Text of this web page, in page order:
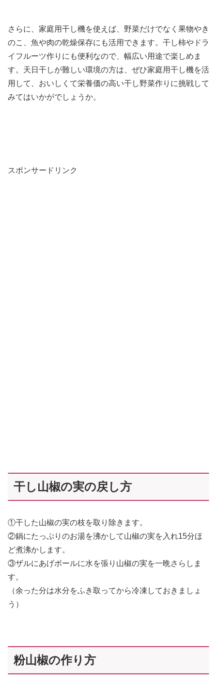
さらに、家庭用干し機を使えば、野菜だけでなく果物やき
のこ、魚や肉の乾燥保存にも活用できます。干し柿やドラ
イフルーツ作りにも便利なので、幅広い用途で楽しめま
す。天日干しが難しい環境の方は、ぜひ家庭用干し機を活
用して、おいしくて栄養価の高い干し野菜作りに挑戦して
みてはいかがでしょうか。
スポンサードリンク
干し山椒の実の戻し方
①干した山椒の実の枝を取り除きます。
②鍋にたっぷりのお湯を沸かして山椒の実を入れ15分ほ
ど煮沸かします。
③ザルにあげボールに水を張り山椒の実を一晩さらしま
す。
（余った分は水分をふき取ってから冷凍しておきましょ
う）
粉山椒の作り方